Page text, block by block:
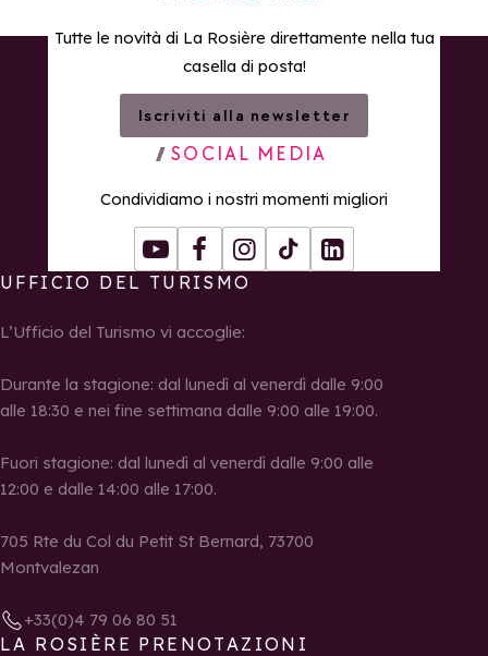
Tutte le novità di La Rosière direttamente nella tua
casella di posta!
Iscriviti alla newsletter
SOCIAL MEDIA
Condividiamo i nostri momenti migliori
YoutubeFacebookInstagram
Tiktok LinkedIn
UFFICIO DEL TURISMO
L’Ufficio del Turismo vi accoglie:
Durante la stagione: dal lunedì al venerdì dalle 9:00
alle 18:30 e nei fine settimana dalle 9:00 alle 19:00.
Fuori stagione: dal lunedì al venerdì dalle 9:00 alle
12:00 e dalle 14:00 alle 17:00.
705 Rte du Col du Petit St Bernard, 73700
Montvalezan
+33(0)4 79 06 80 51
LA ROSIÈRE PRENOTAZIONI